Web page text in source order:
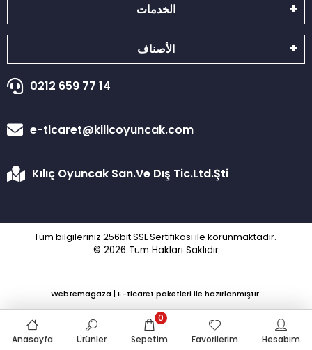
الخدمات
الأصناف
0212 659 77 14
e-ticaret@kilicoyuncak.com
Kılıç Oyuncak San.Ve Dış Tic.Ltd.Şti
Tüm bilgileriniz 256bit SSL Sertifikası ile korunmaktadır.
© 2026 Tüm Hakları Saklıdır
Anasayfa Ürünler Sepetim
0
Favorilerim
Hesabım
Webtemagaza | E-ticaret paketleri ile hazırlanmıştır.